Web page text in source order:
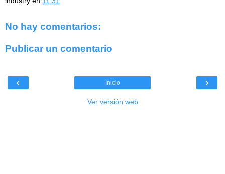
No hay comentarios:
Publicar un comentario
‹ ›
Inicio
Ver versión web